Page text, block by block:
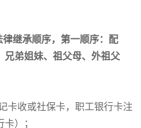
律继承顺序，第一顺序：配
兄弟姐妹、祖父母、外祖父
卡收或社保卡， 职工银行卡注
）；